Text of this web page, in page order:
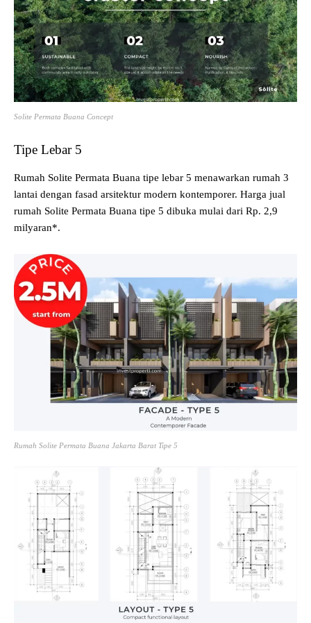
Solite Permata Buana Concept
Tipe Lebar 5
Rumah Solite Permata Buana tipe lebar 5 menawarkan rumah 3
lantai dengan fasad arsitektur modern kontemporer. Harga jual
rumah Solite Permata Buana tipe 5 dibuka mulai dari Rp. 2,9
milyaran*.
Rumah Solite Permata Buana Jakarta Barat Tipe 5